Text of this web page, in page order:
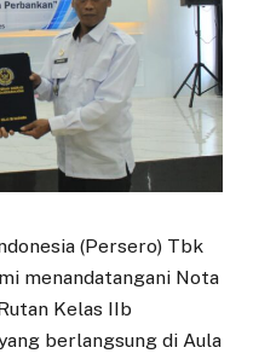
(Persero) Tbk
menandatangani Nota
Kelas IIb
berlangsung di Aula